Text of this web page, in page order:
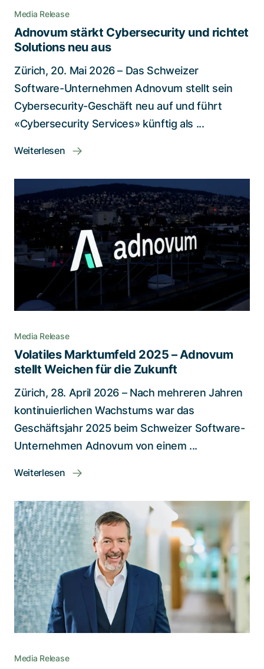
Media Release
Adnovum stärkt Cybersecurity und richtet
Solutions neu aus
Zürich, 20. Mai 2026 – Das Schweizer
Software-Unternehmen Adnovum stellt sein
Cybersecurity-Geschäft neu auf und führt
«Cybersecurity Services» künftig als ...
Weiterlesen
Media Release
Volatiles Marktumfeld 2025 – Adnovum
stellt Weichen für die Zukunft
Zürich, 28. April 2026 – Nach mehreren Jahren
kontinuierlichen Wachstums war das
Geschäftsjahr 2025 beim Schweizer Software-
Unternehmen Adnovum von einem ...
Weiterlesen
Media Release